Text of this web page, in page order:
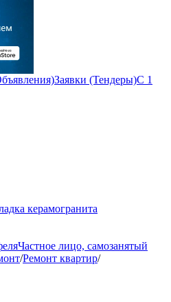
Заявки (Тендеры)С 1
керамогранита
Частное лицо, самозанятый
/Ремонт квартир/